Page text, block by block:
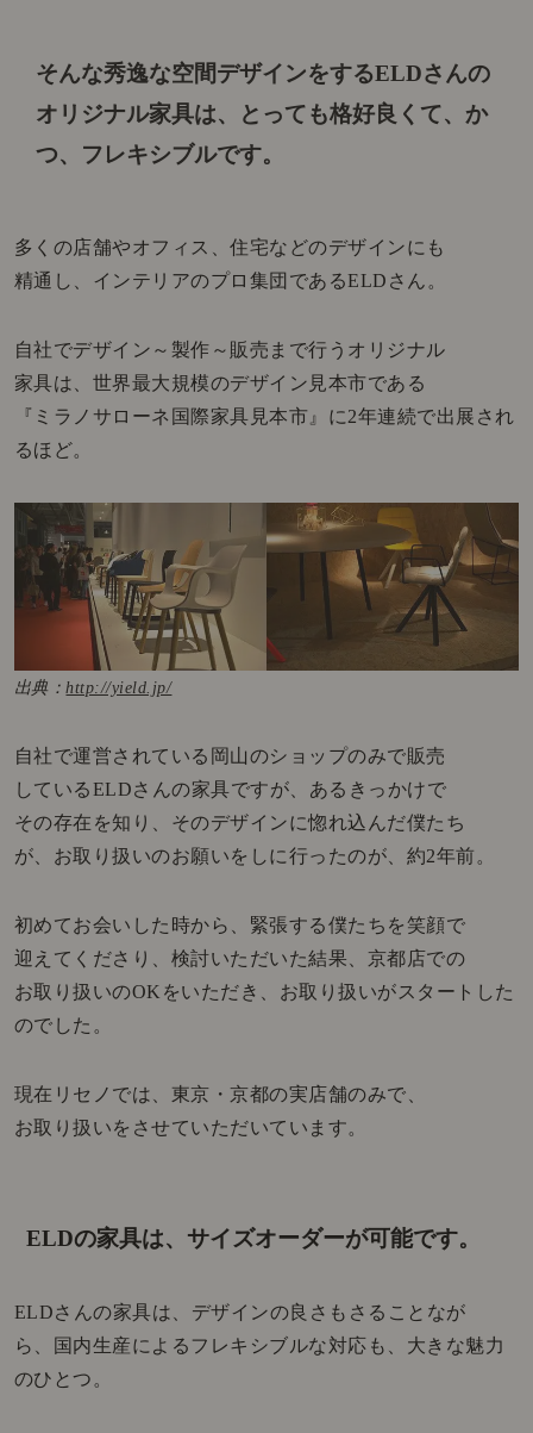
そんな秀逸な空間デザインをするELDさんの
オリジナル家具は、
とっても格好良くて、か
つ、フレキシブルです。
多くの店舗やオフィス、住宅などのデザインにも
精通し、インテリアのプロ集団であるELDさん。
自社でデザイン～製作～販売まで行うオリジナル
家具は、世界最大規模のデザイン見本市である
『ミラノサローネ国際家具見本市』に2年連続で出展され
るほど。
出典：http://yield.jp/
自社で運営されている岡山のショップのみで販売
しているELDさんの家具ですが、あるきっかけで
その存在を知り、そのデザインに惚れ込んだ僕たち
が、お取り扱いのお願いをしに行ったのが、約2年前。
初めてお会いした時から、緊張する僕たちを笑顔で
迎えてくださり、検討いただいた結果、京都店での
お取り扱いのOKをいただき、お取り扱いがスタートした
のでした。
現在リセノでは、東京・京都の実店舗のみで、
お取り扱いをさせていただいています。
ELDの家具は、サイズオーダーが可能です。
ELDさんの家具は、デザインの良さもさることなが
ら、国内生産によるフレキシブルな対応も、大きな魅力
のひとつ。